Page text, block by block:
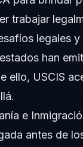
general, las
ahora
del Abogado
trabajar
legales
han
ello, USCIS
e
antes de